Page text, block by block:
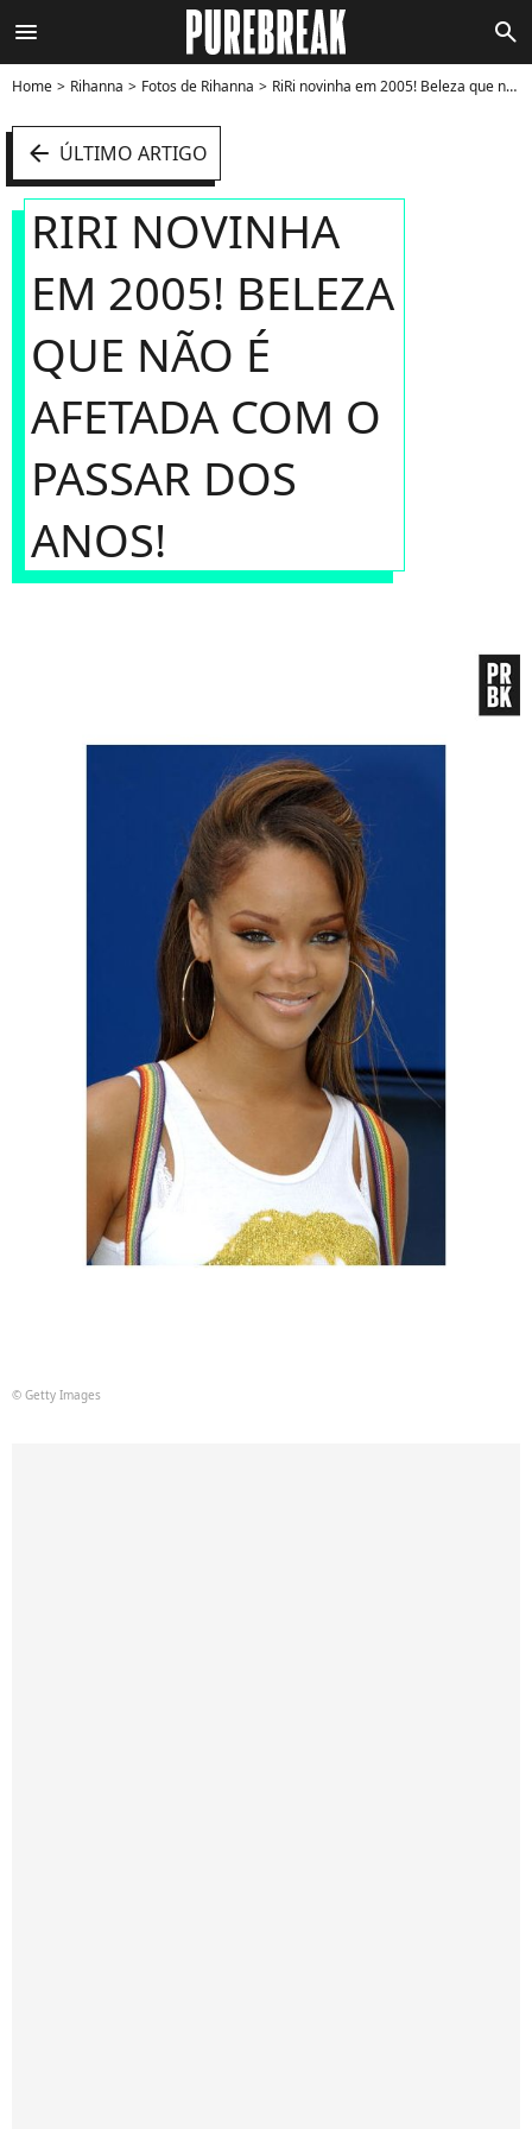
menu search
Home Rihanna Fotos de Rihanna RiRi novinha em 2005! Beleza que não é afetada com o passar dos anos! - Foto
arrow_left ÚLTIMO ARTIGO
RIRI NOVINHA
EM 2005! BELEZA
QUE NÃO É
AFETADA COM O
PASSAR DOS
ANOS!
© Getty Images